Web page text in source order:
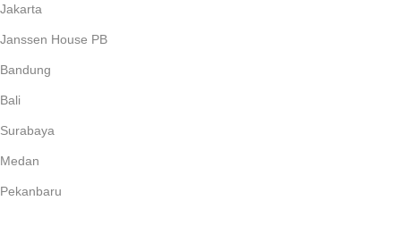
Jakarta
Janssen House PB
Bandung
Bali
Surabaya
Medan
Pekanbaru